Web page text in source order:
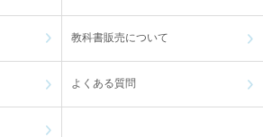
教科書販売について
よくある質問